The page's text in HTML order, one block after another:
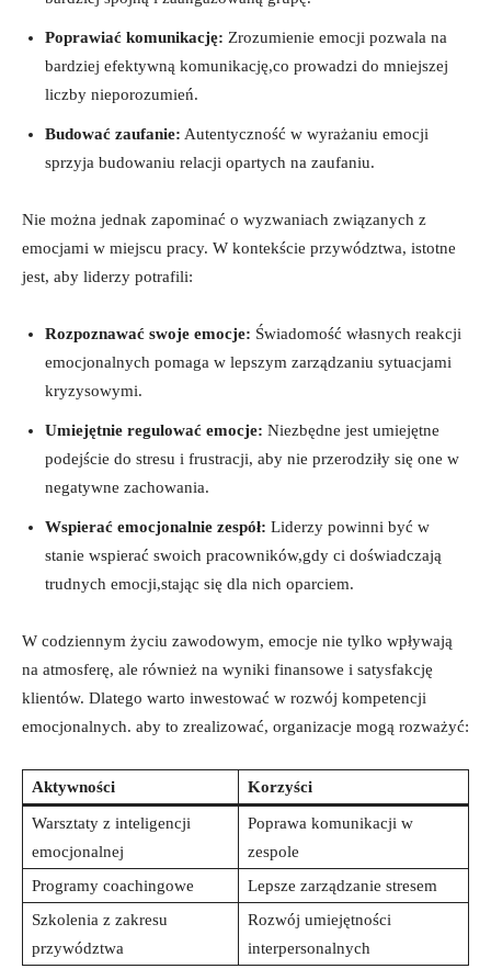
Poprawiać komunikację: Zrozumienie emocji pozwala na
bardziej efektywną komunikację,co prowadzi do mniejszej
liczby nieporozumień.
Budować zaufanie: Autentyczność w wyrażaniu emocji
sprzyja budowaniu relacji opartych na zaufaniu.
Nie można jednak zapominać o wyzwaniach związanych z
emocjami w miejscu pracy. W kontekście przywództwa, istotne
jest, aby liderzy potrafili:
Rozpoznawać swoje emocje: Świadomość własnych reakcji
emocjonalnych pomaga w lepszym zarządzaniu sytuacjami
kryzysowymi.
Umiejętnie regulować emocje: Niezbędne jest umiejętne
podejście do stresu i frustracji, aby nie przerodziły się one w
negatywne zachowania.
Wspierać emocjonalnie zespół: Liderzy powinni być w
stanie wspierać swoich pracowników,gdy ci doświadczają
trudnych emocji,stając się dla nich oparciem.
W codziennym życiu zawodowym, emocje nie tylko wpływają
na atmosferę, ale również na wyniki finansowe i satysfakcję
klientów. Dlatego warto inwestować w rozwój kompetencji
emocjonalnych. aby to zrealizować, organizacje mogą rozważyć:
Aktywności Korzyści
Warsztaty z inteligencji
emocjonalnej
Poprawa komunikacji w
zespole
Programy coachingowe
Lepsze zarządzanie stresem
Szkolenia z zakresu
przywództwa
Rozwój umiejętności
interpersonalnych